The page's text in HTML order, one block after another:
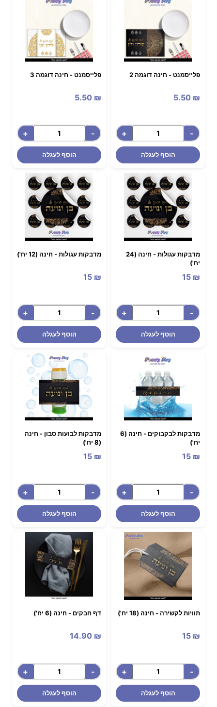
פלייסמנט - חינה דוגמה 2
5.50 ₪
-
+
הוסף לעגלה
פלייסמנט - חינה דוגמה 3
5.50 ₪
-
+
הוסף לעגלה
מדבקות עגולות - ‏‏חינה (24
יח')
15 ₪
-
+
הוסף לעגלה
מדבקות עגולות - ‏‏חינה (12 יח')
15 ₪
-
+
הוסף לעגלה
מדבקות לבקבוקים - ‏‏‏‏חינה (6
יח')
15 ₪
-
+
הוסף לעגלה
מדבקות לבועות סבון - ‏‏‏‏‏‏חינה
(8 יח')
15 ₪
-
+
הוסף לעגלה
תוויות לקשירה - חינה (18 יח')
15 ₪
-
+
הוסף לעגלה
דף חבקים - חינה (6 יח')
14.90 ₪
-
+
הוסף לעגלה